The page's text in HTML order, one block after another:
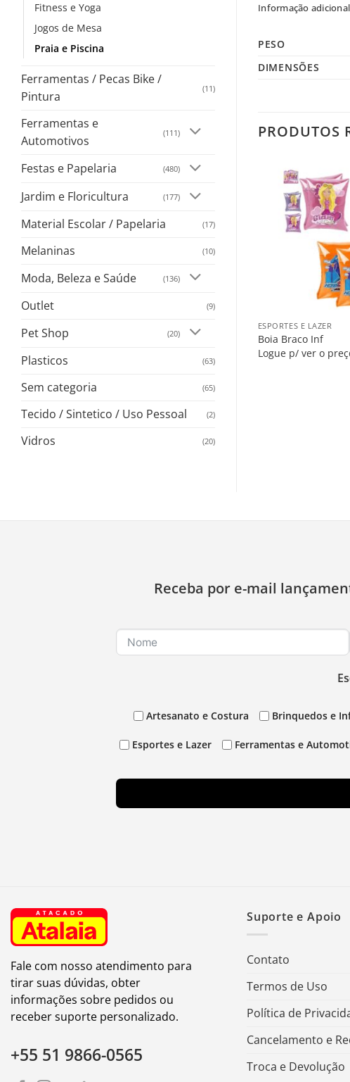
Fitness e Yoga
Jogos de Mesa
Praia e Piscina
Ferramentas / Pecas Bike /
Pintura
(11)
Ferramentas e
Automotivos
(111)
Festas e Papelaria (480)
Jardim e Floricultura (177)
Material Escolar / Papelaria (17)
Melaninas (10)
Moda, Beleza e Saúde (136)
Outlet (9)
Pet Shop (20)
Plasticos (63)
Sem categoria (65)
Tecido / Sintetico / Uso Pessoal (2)
Vidros (20)
Informação adicional
PESO
DIMENSÕES
PRODUTOS
ESPORTES E LAZER
Boia Braco Inf
Logue p/ ver o
Receba por e-mail
Artesanato e Costura Brinquedos e
Esportes e Lazer Ferramentas e
Fale com nosso atendimento para
tirar suas dúvidas, obter
informações sobre pedidos ou
receber suporte personalizado.
+55 51 9866-0565
Suporte e Apoio
Contato
Termos de Uso
Política de
Cancelamento e
Troca e Devolução